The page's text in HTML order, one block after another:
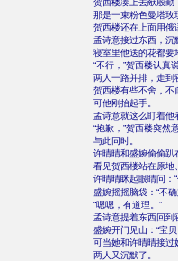
贺西楼凑上去献殷勤
那是一束粉色曼塔玫
贺西楼还在上面用俄
孟诗意接过东西，沉
寝室里他送的花都要
“不行，”贺西楼认真
两人一路并排，走到
贺西楼有些不舍，不
可他刚抬起手。
孟诗意就这么盯着他
“抱歉，”贺西楼突然
与此同时。
许晴晴和盛婉偷偷趴
看见贺西楼站在原地
许晴晴眯起眼睛问：
盛婉摇摇脑袋：“不
“嗯嗯，有道理。”
孟诗意提着东西回到
盛婉开门见山：“宝
可当她和许晴晴接过
两人又沉默了。